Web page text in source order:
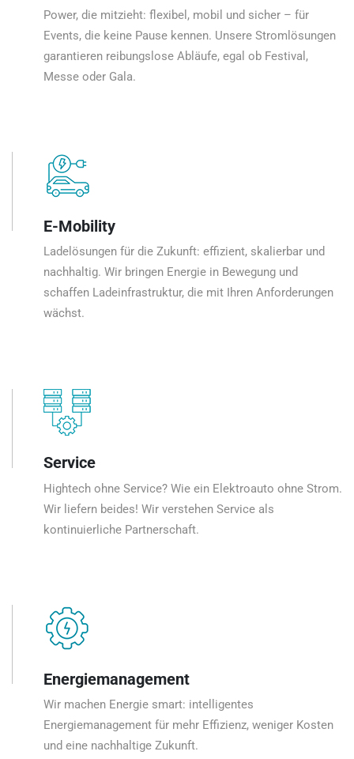
Power, die mitzieht: flexibel, mobil und sicher – für
Events, die keine Pause kennen. Unsere Stromlösungen
garantieren reibungslose Abläufe, egal ob Festival,
Messe oder Gala.
E-Mobility
Ladelösungen für die Zukunft: effizient, skalierbar und
nachhaltig. Wir bringen Energie in Bewegung und
schaffen Ladeinfrastruktur, die mit Ihren Anforderungen
wächst.
Service
Hightech ohne Service? Wie ein Elektroauto ohne Strom.
Wir liefern beides! Wir verstehen Service als
kontinuierliche Partnerschaft.
Energiemanagement
Wir machen Energie smart: intelligentes
Energiemanagement für mehr Effizienz, weniger Kosten
und eine nachhaltige Zukunft.